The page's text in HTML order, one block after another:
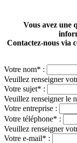
Vous avez une
Contactez-nous via
Votre nom* :
Veuillez renseigner
Votre sujet* :
Veuillez renseigner le
Votre entreprise :
Votre téléphone* :
Veuillez renseigner
Votre e-mail* :